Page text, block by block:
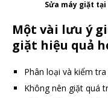
Sửa máy giặt
Một vài lưu ý
giặt hiệu quả
Phân loại và kiểm
Không nên giặt quá